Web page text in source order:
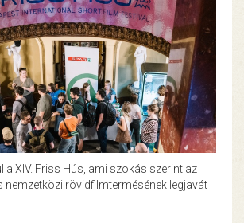
a XIV. Friss Hús, ami szokás szerint az
nemzetközi rövidfilmtermésének legjavát